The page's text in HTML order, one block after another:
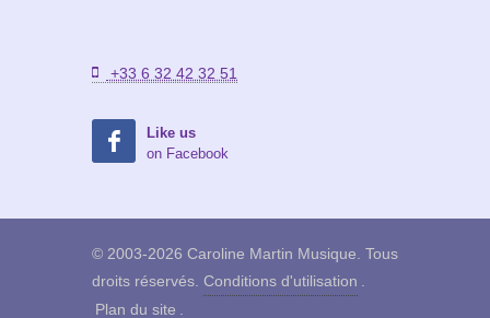
+33 6 32 42 32 51
Like us
on Facebook
© 2003-2026 Caroline Martin Musique. Tous
droits réservés. Conditions d'utilisation
Plan du site